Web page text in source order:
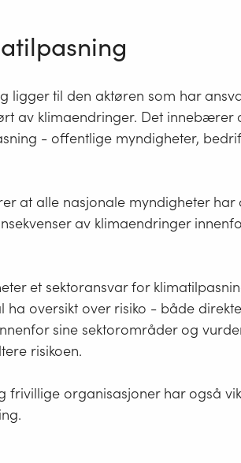
ligger til den aktøren som har
av klimaendringer. Det innebærer
- offentlige myndigheter,
at alle nasjonale myndigheter har
av klimaendringer
et sektoransvar for
ha oversikt over risiko - både
sine sektorområder og
risikoen.
frivillige organisasjoner har også